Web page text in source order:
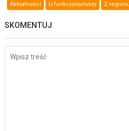
Aktualności U funkcjonariuszy Z regionu
SKOMENTUJ